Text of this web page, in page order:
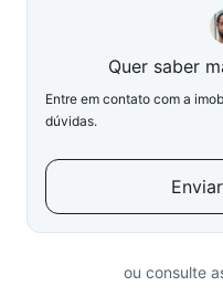
Quer saber
Entre em contato com a
dúvidas.
ou consulte